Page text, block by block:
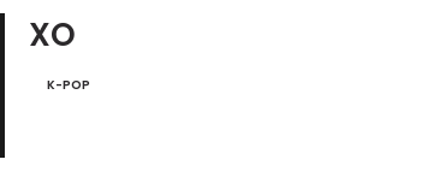
XO
K-POP